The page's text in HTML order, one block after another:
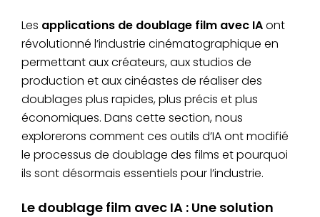
Les applications de doublage film avec IAont
révolutionné l’industrie cinématographique en
permettant aux créateurs, aux studios de
production et aux cinéastes de réaliser des
doublages plus rapides, plus précis et plus
économiques. Dans cette section, nous
explorerons comment ces outils d’IA ont modifié
le processus de doublage des films et pourquoi
ils sont désormais essentiels pour l’industrie.
Le doublage film avec IA : Une solution